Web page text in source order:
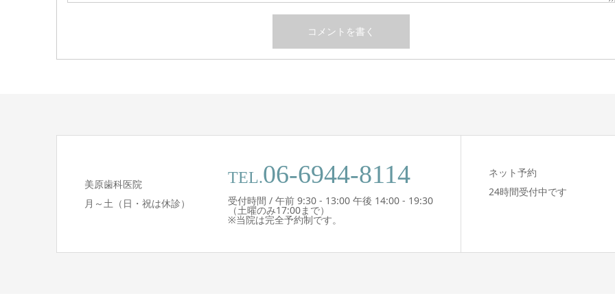
美原歯科医院
月～土（日・祝は休診）
TEL.06-6944-8114
受付時間 / 午前 9:30 - 13:00 午後 14:00 - 19:30
（土曜のみ17:00まで）
※当院は完全予約制です。
ネット予約
24時間受付中です